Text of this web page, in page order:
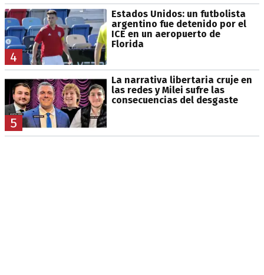
4
Estados Unidos: un futbolista
argentino fue detenido por el
ICE en un aeropuerto de
Florida
5
La narrativa libertaria cruje en
las redes y Milei sufre las
consecuencias del desgaste